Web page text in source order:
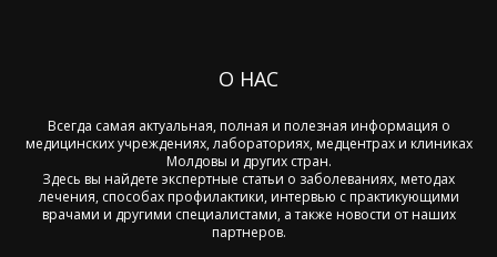
О НАС
Всегда самая актуальная, полная и полезная информация о
медицинских учреждениях, лабораториях, медцентрах и клиниках
Молдовы и других стран.
Здесь вы найдете экспертные статьи о заболеваниях, методах
лечения, способах профилактики, интервью с практикующими
врачами и другими специалистами, а также новости от наших
партнеров.